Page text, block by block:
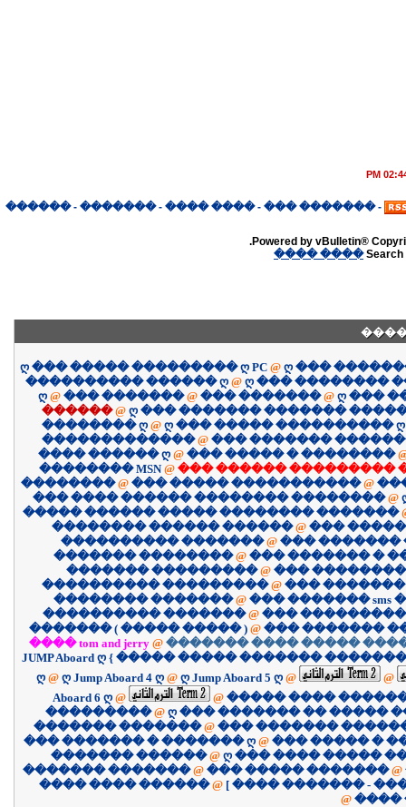
02:44
-
������� ���
-
���� ����
-
�������
-
������
Powered by vBulletin®
Search
���� ����
ღ ��� ����� ��������� ღ PC @ ღ ���
���������� ������ ღ @ ღ ��� ��������
ღ @ ��� ������� @ ��� ������� @ ღ ���
������ @ ღ ��� ������� �������
�������� ღ @ ღ ��� ����� ���������� ღ
������������� @ ��� �������
���� ������ ღ @ ��� ����� � ��������
�������� MSN @ ��� ������ ���������
�������� @ ��� ����� ����������� @
��� ���� ������ �������� �������� @
����� ������ ����� �������� �������
�������� ������ ������ @ ���
���������� ������� @ ��� �������
������� �������� @ ��� ������� �
������� ��������� @ ���
���������� ��������� @ ���
�������� ������� @ ��� ������� sms �
���������� ������� @ ���
������� ( ����� ����� ) @ ��� �������
���� tom and jerry @ ������� ���� �����
JUMP Aboard ღ { ����� ����� �������
ღ @ ღ Jump Aboard 4 ღ @ ღ Jump Aboard 5 ღ @
@
Aboard 6 ღ @ @ ����� ����
��������� @ ღ ��� ������� �� �����
������� ������� @ ��� �������
��� ������� � ������� ღ @ ��� ����� �
������� ������ @ ღ ��� ���� �����
������� ������� @ ��� ����� ������� @
@
������ ���� ����
@